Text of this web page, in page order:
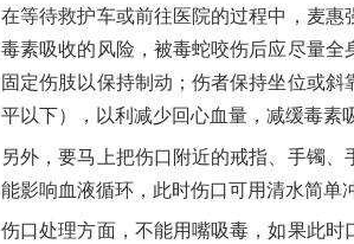
在等待救护车或前往医院的过程中，麦
毒素吸收的风险，被毒蛇咬伤后应尽量
固定伤肢以保持制动；伤者保持坐位或
平以下），以利减少回心血量，减缓毒素
另外，要马上把伤口附近的戒指、手镯
能影响血液循环，此时伤口可用清水简单
伤口处理方面，不能用嘴吸毒，如果此